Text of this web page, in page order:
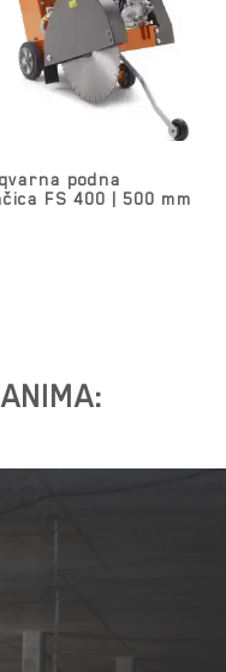
podna
FS 400 | 500 mm